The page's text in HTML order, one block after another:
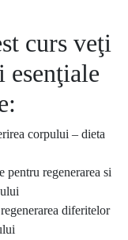
curs veţi
corpului – dieta
pentru regenerarea si
diferitelor